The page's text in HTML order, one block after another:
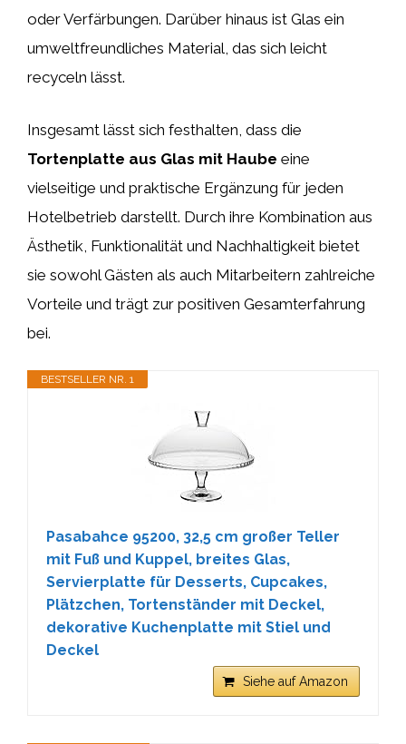
oder Verfärbungen. Darüber hinaus ist Glas ein
umweltfreundliches Material, das sich leicht
recyceln lässt.
Insgesamt lässt sich festhalten, dass die
Tortenplatte aus Glas mit Haube eine
vielseitige und praktische Ergänzung für jeden
Hotelbetrieb darstellt. Durch ihre Kombination aus
Ästhetik, Funktionalität und Nachhaltigkeit bietet
sie sowohl Gästen als auch Mitarbeitern zahlreiche
Vorteile und trägt zur positiven Gesamterfahrung
bei.
BESTSELLER NR. 1
Pasabahce 95200, 32,5 cm großer Teller
mit Fuß und Kuppel, breites Glas,
Servierplatte für Desserts, Cupcakes,
Plätzchen, Tortenständer mit Deckel,
dekorative Kuchenplatte mit Stiel und
Deckel
Siehe auf Amazon